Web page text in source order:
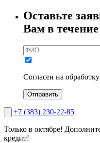
Оставьте
Вам в
Согласен на обработку
Отправить
+7 (383) 230-22-85
Только в октябре!
кредит!